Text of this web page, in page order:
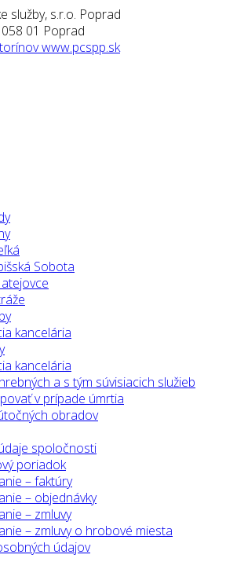
služby, s.r.o. Poprad
01 Poprad
www.pcspp.sk
Sobota
kancelária
kancelária
a s tým súvisiacich služieb
v prípade úmrtia
obradov
spoločnosti
poriadok
– faktúry
– objednávky
– zmluvy
– zmluvy o hrobové miesta
údajov